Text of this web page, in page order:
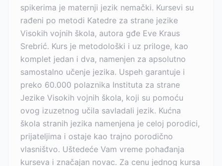
spikerima je maternji jezik nemački. Kursevi su
rađeni po metodi Katedre za strane jezike
Visokih vojnih škola, autora gđe Eve Kraus
Srebrić. Kurs je metodološki i uz priloge, kao
komplet jedan i dva, namenjen za apsolutno
samostalno učenje jezika. Uspeh garantuje i
preko 60.000 polaznika Instituta za strane
Jezike Visokih vojnih škola, koji su pomoću
ovog izuzetnog učila savladali jezik. Kućna
škola stranih jezika namenjena je celoj porodici,
prijateljima i ostaje kao trajno porodično
vlasništvo. Uštedeće Vam vreme pohađanja
kurseva i značajan novac. Za cenu jednog kursa